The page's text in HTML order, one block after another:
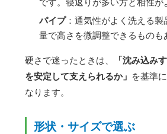
パイプ：通気性がよく洗える製
量で高さを微調整できるものも
硬さで迷ったときは、
「沈み込み
を安定して支えられるか」 を基準
なります。
形状・サイズで選ぶ